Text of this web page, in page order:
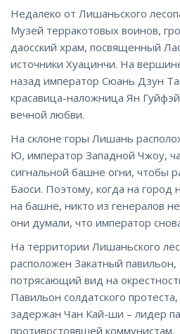
Недалеко от Лишаньского
Музей терракотовых воинов,
даосский храм, посвященный
источники Хуацинчи. На
назад император Сюань Дзун
красавица-наложница Ян Гуйфэй
вечной любви.
На склоне горы Лишань
Ю, император Западной Чжоу,
сигнальной башне огни, чтобы
Баоси. Поэтому, когда на город
на башне, никто из генералов
они думали, что император
На территории Лишаньского
расположен Закатный павильон,
потрясающий вид на
Павильон солдатского
задержан Чан Кай-ши – лидер
противостоявшей коммунистам.